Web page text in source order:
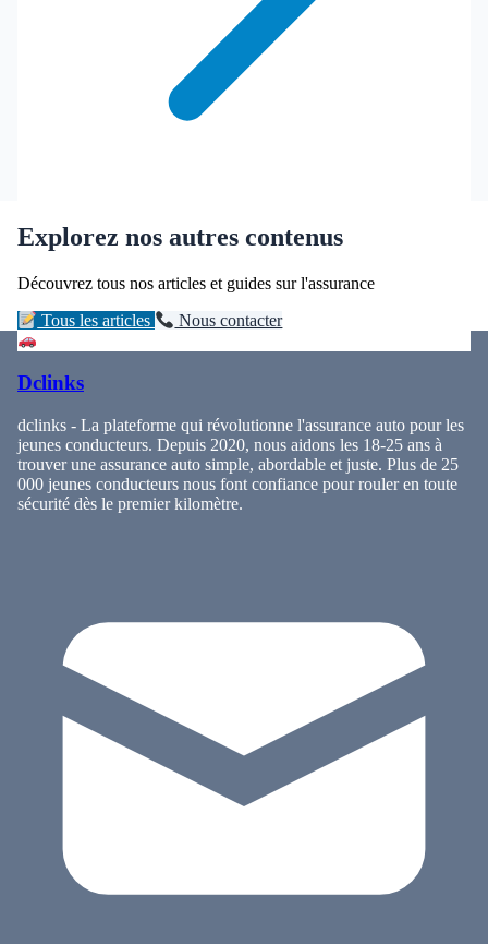
Explorez nos autres contenus
Découvrez tous nos articles et guides sur l'assurance
Tous les articles Nous contacter
Dclinks
dclinks - La plateforme qui révolutionne l'assurance auto pour les
jeunes conducteurs. Depuis 2020, nous aidons les 18-25 ans à
trouver une assurance auto simple, abordable et juste. Plus de 25
000 jeunes conducteurs nous font confiance pour rouler en toute
sécurité dès le premier kilomètre.